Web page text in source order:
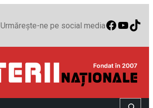
Urmărește-ne pe social media
Search